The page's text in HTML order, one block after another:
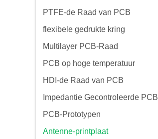
PTFE-de Raad van PCB
flexibele gedrukte kring
Multilayer PCB-Raad
PCB op hoge temperatuur
HDI-de Raad van PCB
Impedantie Gecontroleerde PCB
PCB-Prototypen
Antenne-printplaat